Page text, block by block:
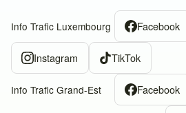
Info Trafic Luxembourg Facebook
Instagram TikTok
Info Trafic Grand-Est Facebook